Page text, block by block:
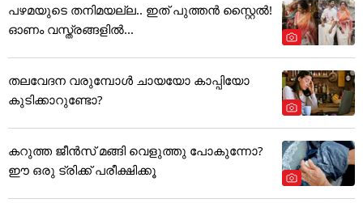
പഴമയുടെ തനിമയല്ല.. ഇത് പുത്തൻ സ്റ്റൈൽ!
ഓണം വസ്ത്രങ്ങളിൽ...
തലവേദന വരുമ്പോൾ ചായയോ കാപ്പിയോ
കുടിക്കാറുണ്ടോ?
കറുത്ത ജീൻസ് മങ്ങി വെളുത്തു പോകുന്നോ?
ഈ ഒരു ട്രിക്ക് പരീക്ഷിക്കൂ